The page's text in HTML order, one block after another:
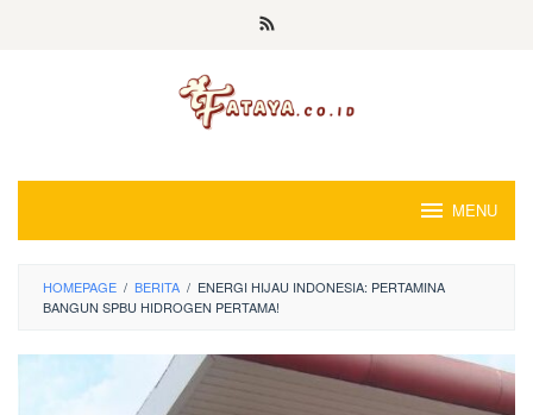
MENU
HOMEPAGE / BERITA / ENERGI HIJAU INDONESIA: PERTAMINA
BANGUN SPBU HIDROGEN PERTAMA!